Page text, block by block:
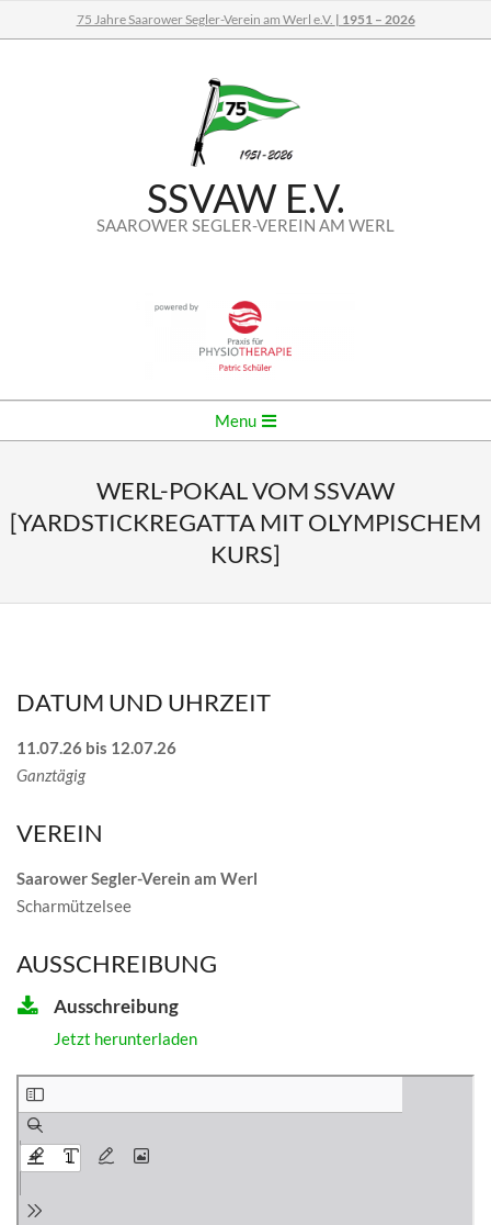
to
75 Jahre Saarower Segler-Verein am Werl e.V. | 1951 – 2026
SSVAW E.V.
SAAROWER SEGLER-VEREIN AM WERL
Navigation
Menu
WERL-POKAL VOM SSVAW
[YARDSTICKREGATTA MIT OLYMPISCHEM
KURS]
DATUM UND UHRZEIT
11.07.26 bis 12.07.26
Ganztägig
VEREIN
Saarower Segler-Verein am Werl
Scharmützelsee
AUSSCHREIBUNG
Ausschreibung
Jetzt herunterladen